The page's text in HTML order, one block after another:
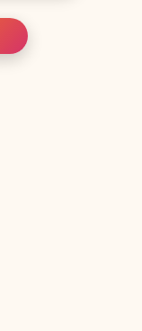
日本人体型
あります。そ
が挙げられ
の向上もそ